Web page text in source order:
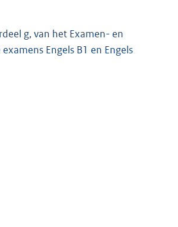
g, van het Examen- en
Engels B1 en Engels